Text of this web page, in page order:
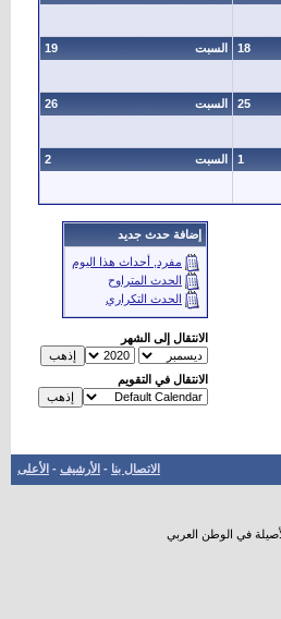
18
19 السبت
25
26 السبت
1
2 السبت
إضافة حدث جديد
مفرد, أحداث هذا اليوم
الحدث المتراوح
الحدث التكراري
الانتقال إلى الشهر
الانتقال في التقويم
الاتصال بنا - الأرشيف - الأعلى
في الوطن العربي